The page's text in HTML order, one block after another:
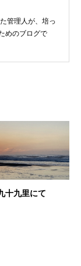
管理人が、培っ
めのブログで
十九里にて